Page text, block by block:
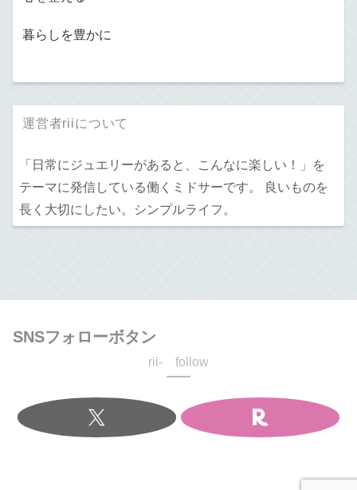
暮らしを豊かに
運営者riiについて
「日常にジュエリーがあると、こんなに楽しい！」を
テーマに発信している働くミドサーです。 良いものを
長く大切にしたい。シンプルライフ。
SNSフォローボタン
rii- follow